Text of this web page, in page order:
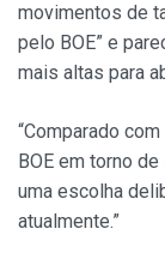
movimentos de
pelo BOE” e
mais altas para
“Comparado
BOE em torno
uma escolha
atualmente.”